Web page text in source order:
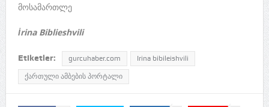
მოსამართლე
İrina Biblieshvili
Etiketler: gurcuhaber.com Irina bibileishvili
ქართული ამბების პორტალი